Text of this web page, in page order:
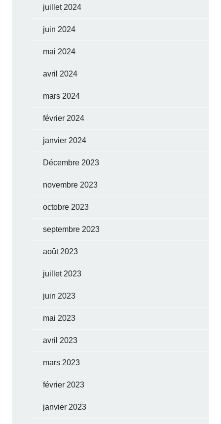
juillet 2024
juin 2024
mai 2024
avril 2024
mars 2024
février 2024
janvier 2024
Décembre 2023
novembre 2023
octobre 2023
septembre 2023
août 2023
juillet 2023
juin 2023
mai 2023
avril 2023
mars 2023
février 2023
janvier 2023